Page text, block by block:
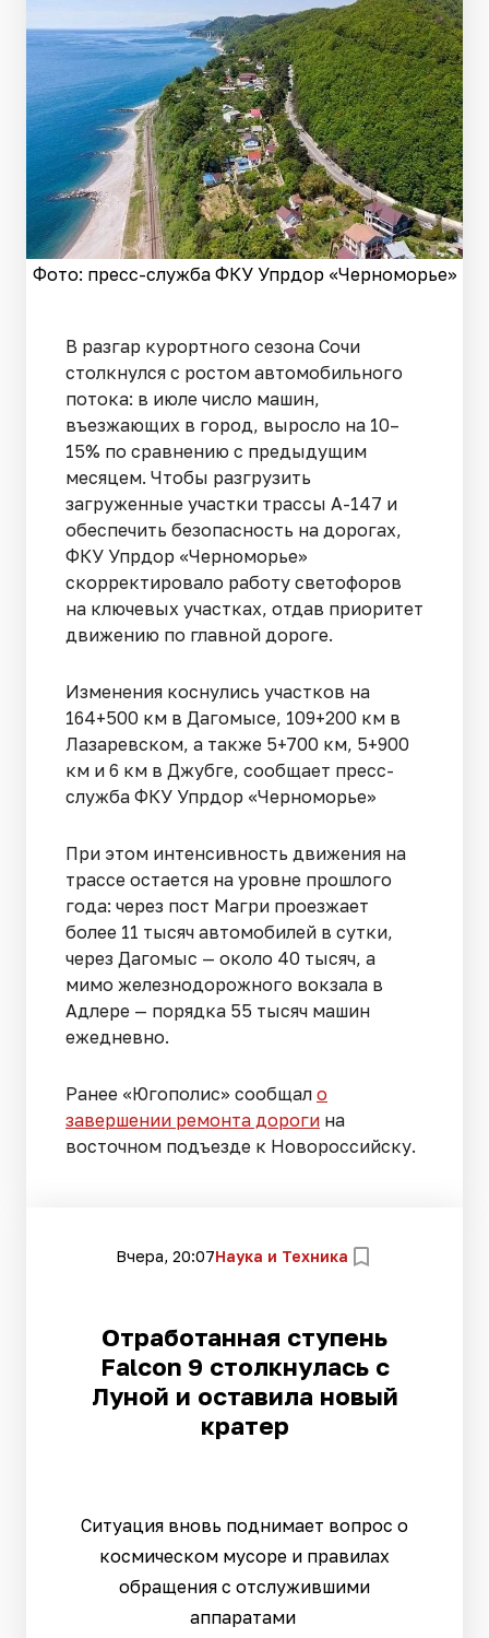
Фото: пресс-служба ФКУ Упрдор «Черноморье»
В разгар курортного сезона Сочи
столкнулся с ростом автомобильного
потока: в июле число машин,
въезжающих в город, выросло на 10–
15% по сравнению с предыдущим
месяцем. Чтобы разгрузить
загруженные участки трассы А-147 и
обеспечить безопасность на дорогах,
ФКУ Упрдор «Черноморье»
скорректировало работу светофоров
на ключевых участках, отдав приоритет
движению по главной дороге.
Изменения коснулись участков на
164+500 км в Дагомысе, 109+200 км в
Лазаревском, а также 5+700 км, 5+900
км и 6 км в Джубге, сообщает пресс-
служба ФКУ Упрдор «Черноморье»
При этом интенсивность движения на
трассе остается на уровне прошлого
года: через пост Магри проезжает
более 11 тысяч автомобилей в сутки,
через Дагомыс — около 40 тысяч, а
мимо железнодорожного вокзала в
Адлере — порядка 55 тысяч машин
ежедневно.
Ранее «Югополис» сообщал о
завершении ремонта дороги на
восточном подъезде к Новороссийску.
Вчера, 20:07Наука и Техника
Отработанная ступень
Falcon 9 столкнулась с
Луной и оставила новый
кратер
Ситуация вновь поднимает вопрос о
космическом мусоре и правилах
обращения с отслужившими
аппаратами